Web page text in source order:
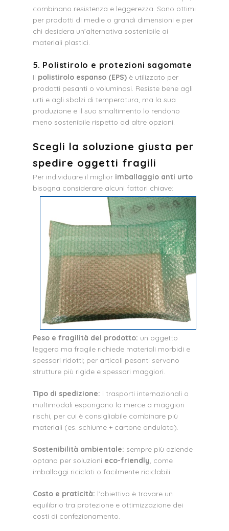
combinano resistenza e leggerezza. Sono ottimi
per prodotti di medie o grandi dimensioni e per
chi desidera un’alternativa sostenibile ai
materiali plastici.
5. Polistirolo e protezioni sagomate
Il polistirolo espanso (EPS) è utilizzato per
prodotti pesanti o voluminosi. Resiste bene agli
urti e agli sbalzi di temperatura, ma la sua
produzione e il suo smaltimento lo rendono
meno sostenibile rispetto ad altre opzioni.
Scegli la soluzione giusta per
spedire oggetti fragili
Per individuare il miglior imballaggio anti urto
bisogna considerare alcuni fattori chiave:
Peso e fragilità del prodotto: un oggetto
leggero ma fragile richiede materiali morbidi e
spessori ridotti; per articoli pesanti servono
strutture più rigide e spessori maggiori.
Tipo di spedizione: i trasporti internazionali o
multimodali espongono la merce a maggiori
rischi, per cui è consigliabile combinare più
materiali (es. schiume + cartone ondulato).
Sostenibilità ambientale: sempre più aziende
optano per soluzioni eco-friendly, come
imballaggi riciclati o facilmente riciclabili.
Costo e praticità: l’obiettivo è trovare un
equilibrio tra protezione e ottimizzazione dei
costi di confezionamento.